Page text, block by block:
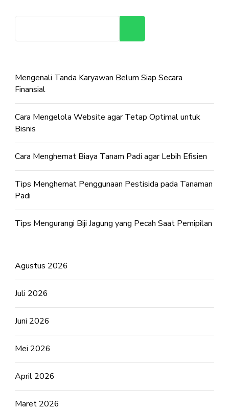
Mengenali Tanda Karyawan Belum Siap Secara
Finansial
Cara Mengelola Website agar Tetap Optimal untuk
Bisnis
Cara Menghemat Biaya Tanam Padi agar Lebih Efisien
Tips Menghemat Penggunaan Pestisida pada Tanaman
Padi
Tips Mengurangi Biji Jagung yang Pecah Saat Pemipilan
Agustus 2026
Juli 2026
Juni 2026
Mei 2026
April 2026
Maret 2026